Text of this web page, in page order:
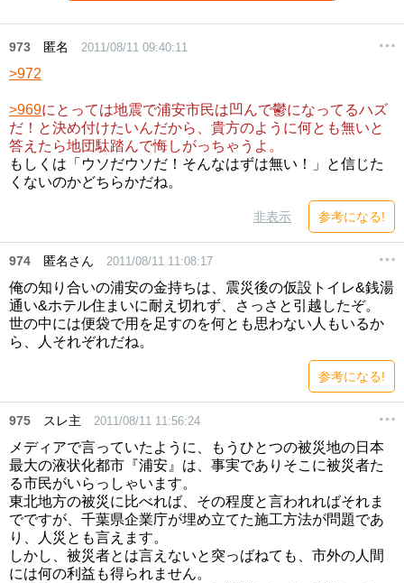
973 匿名 2011/08/11 09:40:11
>972
>969にとっては地震で浦安市民は凹んで鬱になってるハズ
だ！と決め付けたいんだから、貴方のように何とも無いと
答えたら地団駄踏んで悔しがっちゃうよ。
もしくは「ウソだウソだ！そんなはずは無い！」と信じた
くないのかどちらかだね。
非表示 参考になる!
974 匿名さん 2011/08/11 11:08:17
俺の知り合いの浦安の金持ちは、震災後の仮設トイレ&銭湯
通い&ホテル住まいに耐え切れず、さっさと引越したぞ。
世の中には便袋で用を足すのを何とも思わない人もいるか
ら、人それぞれだね。
参考になる!
975 スレ主 2011/08/11 11:56:24
メディアで言っていたように、もうひとつの被災地の日本
最大の液状化都市『浦安』は、事実でありそこに被災者た
る市民がいらっしゃいます。
東北地方の被災に比べれば、その程度と言われればそれま
でですが、千葉県企業庁が埋め立てた施工方法が問題であ
り、人災とも言えます。
しかし、被災者とは言えないと突っばねても、市外の人間
には何の利益も得られません。